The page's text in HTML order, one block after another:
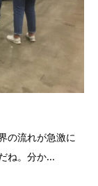
の流れが急激に
ね。分か...